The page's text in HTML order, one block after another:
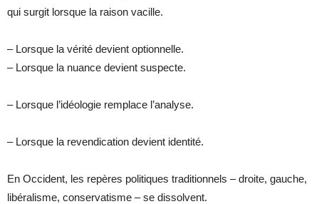
qui surgit lorsque la raison vacille.
– Lorsque la vérité devient optionnelle.
– Lorsque la nuance devient suspecte.
– Lorsque l’idéologie remplace l’analyse.
– Lorsque la revendication devient identité.
En Occident, les repères politiques traditionnels – droite, gauche,
libéralisme, conservatisme – se dissolvent.